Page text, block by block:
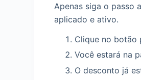
Apenas siga o passo
aplicado e ativo.
Clique no botão
Você estará na
O desconto já